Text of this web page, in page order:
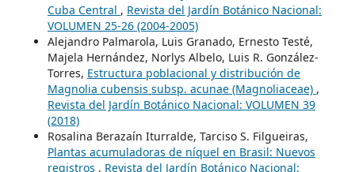
Cuba Central , Revista del Jardín Botánico Nacional:
VOLUMEN 25-26 (2004-2005)
Alejandro Palmarola, Luis Granado, Ernesto Testé,
Majela Hernández, Norlys Albelo, Luis R. González-
Torres, Estructura poblacional y distribución de
Magnolia cubensis subsp. acunae (Magnoliaceae) ,
Revista del Jardín Botánico Nacional: VOLUMEN 39
(2018)
Rosalina Berazaín Iturralde, Tarciso S. Filgueiras,
Plantas acumuladoras de níquel en Brasil: Nuevos
registros , Revista del Jardín Botánico Nacional: